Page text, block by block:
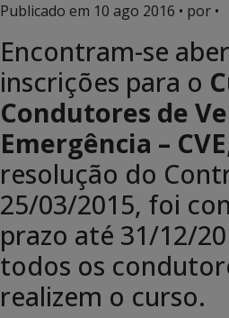
Publicado em 10 ago 2016 • por •
Encontram-se
inscrições para o
Condutores de
Emergência – CVE
resolução do
25/03/2015, foi
prazo até 31/12/
todos os
realizem o curso.